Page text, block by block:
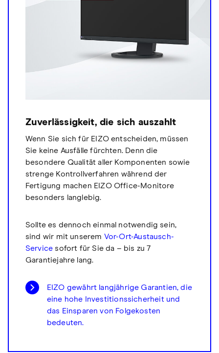
Zuverlässigkeit, die sich auszahlt
Wenn Sie sich für EIZO entscheiden, müssen
Sie keine Ausfälle fürchten. Denn die
besondere Qualität aller Komponenten sowie
strenge Kontrollverfahren während der
Fertigung machen EIZO Office-Monitore
besonders langlebig.
Sollte es dennoch einmal notwendig sein,
sind wir mit unserem Vor-Ort-Austausch-
Service sofort für Sie da – bis zu 7
Garantiejahre lang.
EIZO gewährt langjährige Garantien, die
eine hohe Investitionssicherheit und
das Einsparen von Folgekosten
bedeuten.